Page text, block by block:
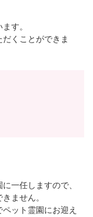
す。
くことができま
一任しますので、
ません。
ット霊園にお迎え